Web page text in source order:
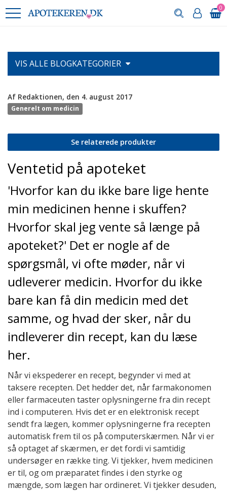
0
VIS ALLE BLOGKATEGORIER
Af Redaktionen, den 4. august 2017
Generelt om medicin
Se relaterede produkter
Ventetid på apoteket
'Hvorfor kan du ikke bare lige hente
min medicinen henne i skuffen?
Hvorfor skal jeg vente så længe på
apoteket?' Det er nogle af de
spørgsmål, vi ofte møder, når vi
udleverer medicin. Hvorfor du ikke
bare kan få din medicin med det
samme, og hvad der sker, når du
indleverer din recept, kan du læse
her.
Når vi ekspederer en recept, begynder vi med at
taksere recepten. Det hedder det, når farmakonomen
eller farmaceuten taster oplysningerne fra din recept
ind i computeren. Hvis det er en elektronisk recept
sendt fra lægen, kommer oplysningerne fra recepten
automatisk frem til os på computerskærmen. Når vi er
så optaget af skærmen, er det fordi vi samtidig
undersøger en række ting. Vi tjekker, hvem medicinen
er til, og om præparatet findes i den styrke og
mængde, som lægen har ordineret. Vi tjekker desuden,